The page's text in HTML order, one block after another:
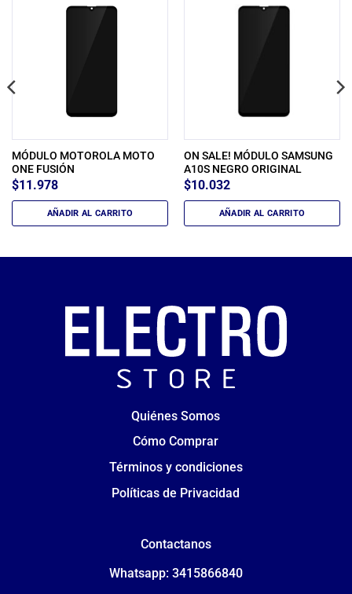
MÓDULO MOTOROLA MOTO
ONE FUSIÓN
$11.978
AÑADIR AL CARRITO
ON SALE! MÓDULO SAMSUNG
A10S NEGRO ORIGINAL
$10.032
AÑADIR AL CARRITO
Quiénes Somos
Cómo Comprar
Términos y condiciones
Políticas de Privacidad
Contactanos
Whatsapp: 3415866840